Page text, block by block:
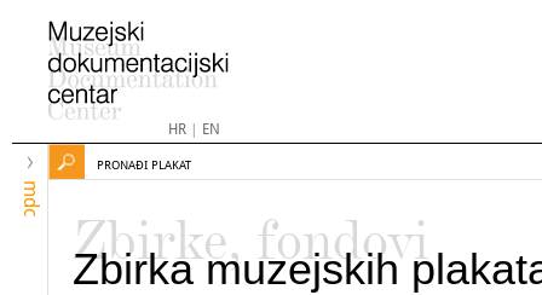
HR| EN
mdc
PRONAĐI PLAKAT
Zbirke, fondovi
Zbirka muzejskih